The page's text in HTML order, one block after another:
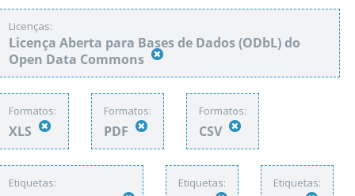
Licenças:
Licença Aberta para Bases de Dados (ODbL) do
Open Data Commons
Formatos:
XLS
Formatos:
PDF
Formatos:
CSV
Etiquetas: Etiquetas: Etiquetas: